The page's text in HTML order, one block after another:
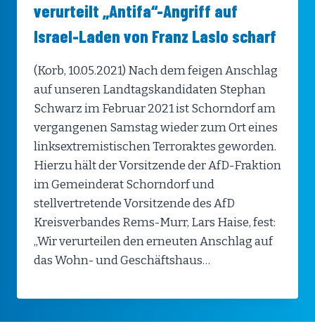
verurteilt „Antifa“-Angriff auf
Israel-Laden von Franz Laslo scharf
(Korb, 10.05.2021) Nach dem feigen Anschlag
auf unseren Landtagskandidaten Stephan
Schwarz im Februar 2021 ist Schorndorf am
vergangenen Samstag wieder zum Ort eines
linksextremistischen Terroraktes geworden.
Hierzu hält der Vorsitzende der AfD-Fraktion
im Gemeinderat Schorndorf und
stellvertretende Vorsitzende des AfD
Kreisverbandes Rems-Murr, Lars Haise, fest:
„Wir verurteilen den erneuten Anschlag auf
das Wohn- und Geschäftshaus…